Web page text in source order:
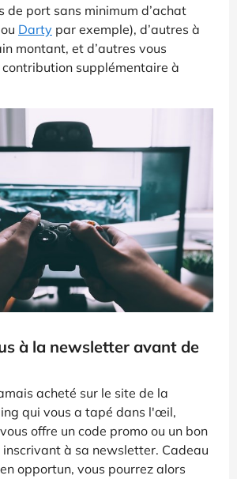
de port sans minimum d’achat
ou Darty par exemple), d’autres à
montant, et d’autres vous
supplémentaire à
à la newsletter avant de
acheté sur le site de la
qui vous a tapé dans l'œil,
offre un code promo ou un bon
inscrivant à sa newsletter. Cadeau
opportun, vous pourrez alors